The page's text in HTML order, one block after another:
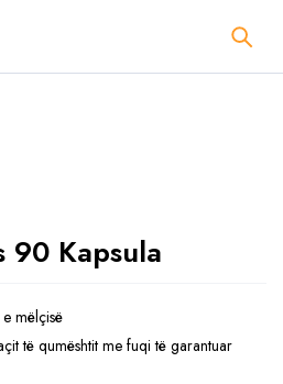
90 Kapsula
mëlçisë
të qumështit me fuqi të garantuar